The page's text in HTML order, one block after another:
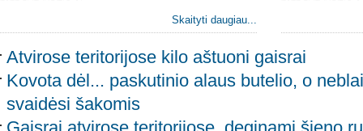
Skaityti daugiau...
Atvirose teritorijose kilo aštuoni gaisrai
Kovota dėl... paskutinio alaus butelio, o
svaidėsi šakomis